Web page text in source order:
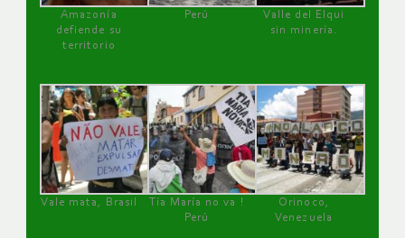
Amazonía
defiende su
territorio
Perú
Valle del Elqui
sin minería.
Vale mata, Brasil
Tía María no va !
Perú
Orinoco,
Venezuela